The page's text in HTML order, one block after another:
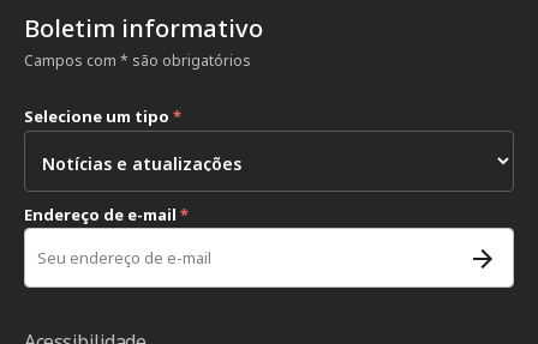
Boletim informativo
Campos com * são obrigatórios
Selecione um tipo *
Endereço de e-mail *